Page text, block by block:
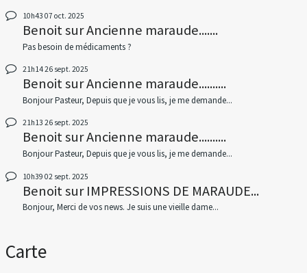
10h43 07 oct. 2025
BenoitsurAncienne maraude.......
Pas besoin de médicaments ?
21h1426 sept. 2025
BenoitsurAncienne maraude..........
Bonjour Pasteur, Depuis que je vous lis, je me demande...
21h13 26 sept. 2025
BenoitsurAncienne maraude..........
Bonjour Pasteur, Depuis que je vous lis, je me demande...
10h39 02 sept. 2025
BenoitsurIMPRESSIONS DE MARAUDE...
Bonjour, Merci de vos news. Je suis une vieille dame...
Carte